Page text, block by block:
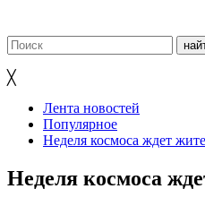
╳
Лента новостей
Популярное
Неделя космоса ждет
Неделя космоса